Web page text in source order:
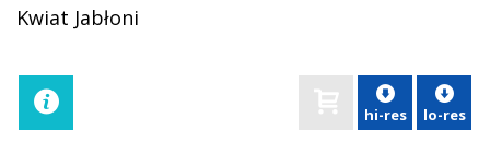
Kwiat Jabłoni
hi-res lo-res